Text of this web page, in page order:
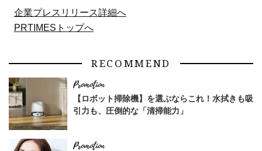
企業プレスリリース詳細へ
PRTIMESトップへ
RECOMMEND
【ロボット掃除機】を選ぶならこれ！水拭きも吸
引力も、圧倒的な「清掃能力」